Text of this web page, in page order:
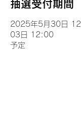
抽選受付期間
2025年5月30日
03日 12:00
予定